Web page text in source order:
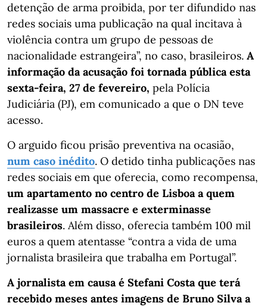
detenção de arma proibida, por ter difundido nas
redes sociais uma publicação na qual incitava à
violência contra um grupo de pessoas de
nacionalidade estrangeira”, no caso, brasileiros. A
informação da acusação foi tornada pública esta
sexta-feira, 27 de fevereiro, pela Polícia
Judiciária (PJ), em comunicado a que o DN teve
acesso.
O arguido ficou prisão preventiva na ocasião,
num caso inédito. O detido tinha publicações nas
redes sociais em que oferecia, como recompensa,
um apartamento no centro de Lisboa a quem
realizasse um massacre e exterminasse
brasileiros. Além disso, oferecia também 100 mil
euros a quem atentasse “contra a vida de uma
jornalista brasileira que trabalha em Portugal”.
A jornalista em causa é Stefani Costa que terá
recebido meses antes imagens de Bruno Silva a